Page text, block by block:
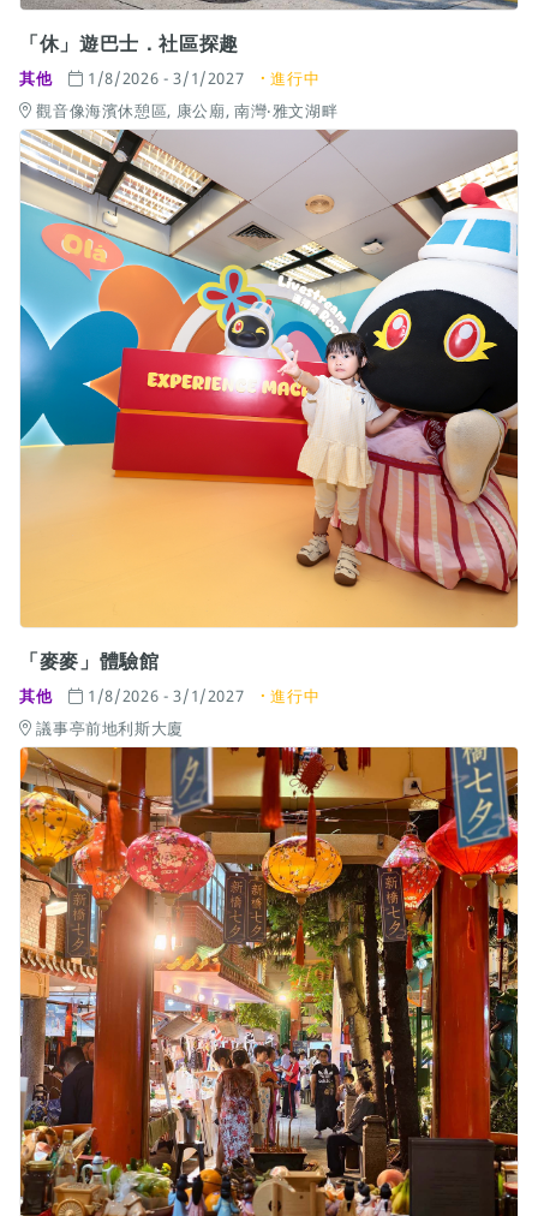
「休」遊巴士．社區探趣
其他 1/8/2026 - 3/1/2027
進行中
觀音像海濱休憩區, 康公廟, 南灣‧雅文湖畔
「麥麥」體驗館
其他 1/8/2026 - 3/1/2027
進行中
議事亭前地利斯大廈